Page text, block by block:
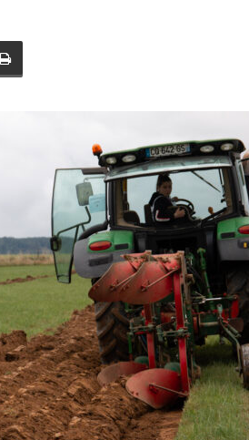
locale
–